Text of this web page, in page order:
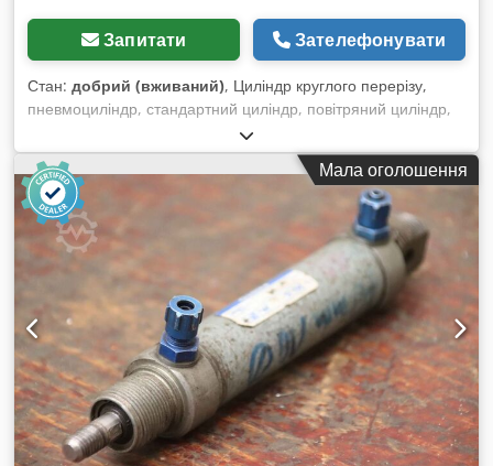
Запитати Зателефонувати
Стан: добрий (вживаний), Циліндр круглого перерізу,
пневмоциліндр, стандартний циліндр, повітряний циліндр,
пневматичний поршень, повітряний поршень Dcsdpfxefbbr
Is Apmjk - Хід: 140 мм - Діаметр поршня: 25 мм - Шток
поршня: 10 мм - Ціна: за штуку - Кількість: 2 шт. - Габарити:
Ø 33/280 мм - Вага: 0,8 кг/шт.
Мала оголошення